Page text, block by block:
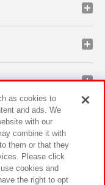
サイトポリシー
as cookies to
and ads. We
with our
combine it with
them or that they
Please click
cookies and
the right to opt